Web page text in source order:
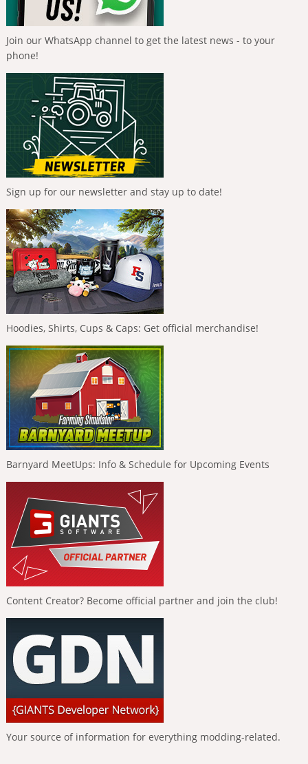
Join our WhatsApp channel to get the latest news - to your
phone!
Sign up for our newsletter and stay up to date!
Hoodies, Shirts, Cups & Caps: Get official merchandise!
Barnyard MeetUps: Info & Schedule for Upcoming Events
Content Creator? Become official partner and join the club!
Your source of information for everything modding-related.